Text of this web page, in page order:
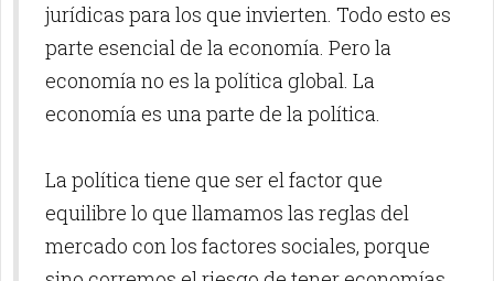
jurídicas para los que invierten. Todo esto es
parte esencial de la economía. Pero la
economía no es la política global. La
economía es una parte de la política.
La política tiene que ser el factor que
equilibre lo que llamamos las reglas del
mercado con los factores sociales, porque